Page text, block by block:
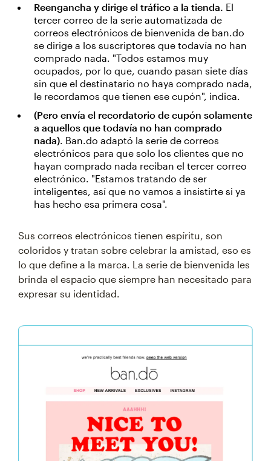
Reengancha y dirige el tráfico a la tienda. El
tercer correo de la serie automatizada de
correos electrónicos de bienvenida de ban.do
se dirige a los suscriptores que todavía no han
comprado nada. "Todos estamos muy
ocupados, por lo que, cuando pasan siete días
sin que el destinatario no haya comprado nada,
le recordamos que tienen ese cupón", indica.
(Pero envía el recordatorio de cupón solamente
a aquellos que todavía no han comprado
nada) . Ban.do adaptó la serie de correos
electrónicos para que solo los clientes que no
hayan comprado nada reciban el tercer correo
electrónico. "Estamos tratando de ser
inteligentes, así que no vamos a insistirte si ya
has hecho esa primera cosa".
Sus correos electrónicos tienen espíritu, son
coloridos y tratan sobre celebrar la amistad, eso es
lo que define a la marca. La serie de bienvenida les
brinda el espacio que siempre han necesitado para
expresar su identidad.